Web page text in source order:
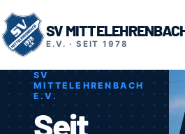
SV
E.V. · SEIT 1978
SV
MITTELEHRENBACH
E.V.
Seit